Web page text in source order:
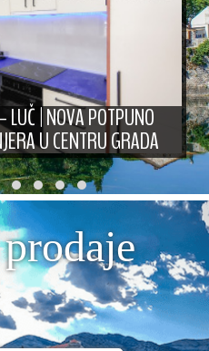
LUČ | NOVA POTPUNO
U CENTRU GRADA